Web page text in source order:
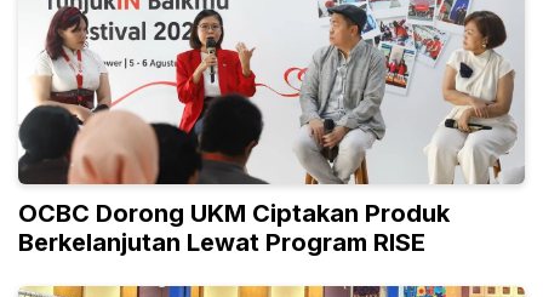
OCBC Dorong UKM Ciptakan Produk
Berkelanjutan Lewat Program RISE